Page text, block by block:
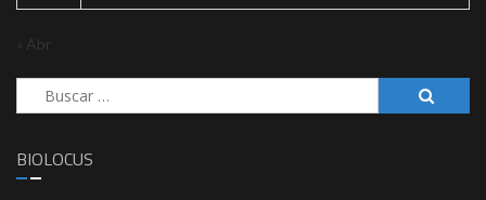
« Abr
Buscar:
BIOLOCUS